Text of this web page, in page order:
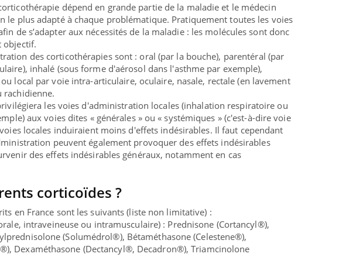
dépend en grande partie de la maladie et le médecin
le plus adapté à chaque problématique. Pratiquementtoutes les voies
de s’adapter aux nécessités de la maladie : les molécules sont donc
objectif.
des corticothérapies sont : oral (par la bouche), parentéral (par
inhalé (sous forme d'aérosol dans l'asthme par exemple),
local par voie intra-articulaire, oculaire, nasale, rectale (en lavement
rachidienne.
les voies d'administration locales(inhalation respiratoire ou
aux voies dites « générales » ou « systémiques » (c'est-à-dire voie
locales induiraient moins d'effets indésirables. Il faut cependant
peuvent également provoquer des effets indésirables
des effets indésirables généraux, notamment en cas
corticoïdes ?
en France sont les suivants (liste non limitative) :
intraveineuse ou intramusculaire) : Prednisone (Cortancyl®),
(Solumédrol®), Bétaméthasone (Celestene®),
Dexaméthasone (Dectancyl®, Decadron®), Triamcinolone
& Charge mentale : et si on
parler??
l'insuline dans le diabète de type 2
d'idées reçues chez les
comme parfois chez les soignants.
Youtube
Eczéma Chronique des Mains : se
L'été arrive… et avec lui, un tout nouveau
rythme de vie ! Vacances, plage, piscine, soleil,
activités en plein air… Nos mains sont ...